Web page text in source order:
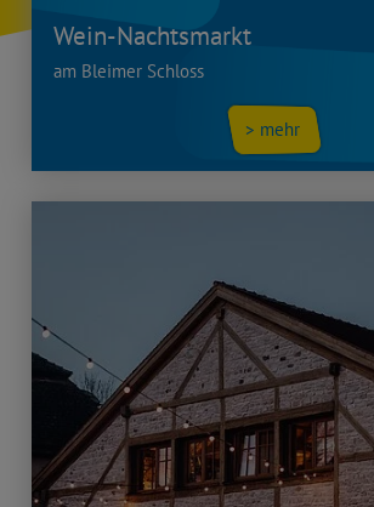
Wein-Nachtsmarkt
am Bleimer Schloss
> mehr